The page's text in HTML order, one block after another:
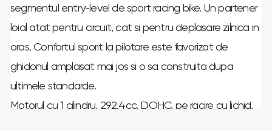
segmentul entry-level de sport racing bike. Un partener
loial atat pentru circuit, cat si pentru deplasare zilnica in
oras. Confortul sporit la pilotare este favorizat de
ghidonul amplasat mai jos si o sa construita dupa
ultimele standarde.
Motorul cu 1 cilindru, 292.4cc, DOHC, pe racire cu lichid,